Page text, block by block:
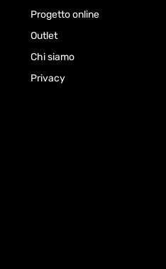
Progetto online
Outlet
Chi siamo
Privacy